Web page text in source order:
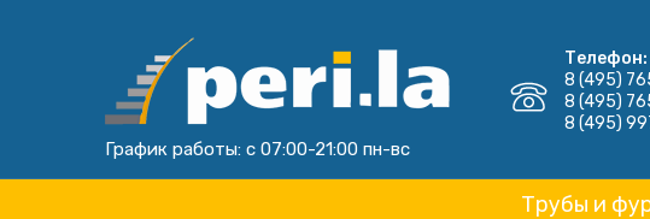
График работы: с 07:00-21:00 пн-вс
Телефон:
8 (495)
8 (495)
8 (495)
Трубы и